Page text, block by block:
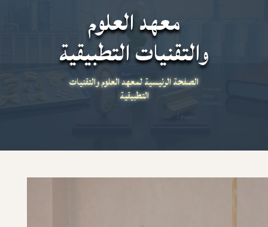
معهد العلوم
والتقنيات التطبيقية
الصفحة الرئيسية لمعهد العلوم والتقنيات
التطبيقية